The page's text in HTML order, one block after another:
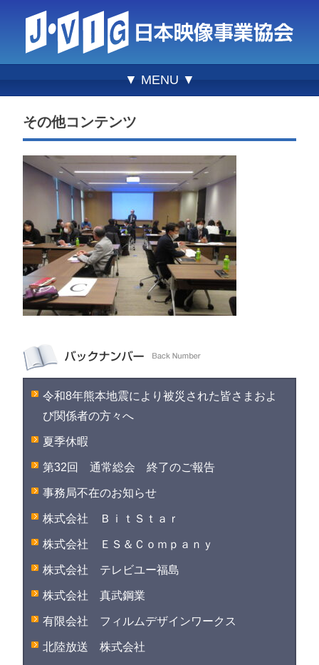
▼ MENU ▼
その他コンテンツ
令和8年熊本地震により被災された皆さまおよ
び関係者の方々へ
夏季休暇
第32回 通常総会 終了のご報告
事務局不在のお知らせ
株式会社 ＢｉｔＳｔａｒ
株式会社 ＥＳ＆Ｃｏｍｐａｎｙ
株式会社 テレビユー福島
株式会社 真武鋼業
有限会社 フィルムデザインワークス
北陸放送 株式会社